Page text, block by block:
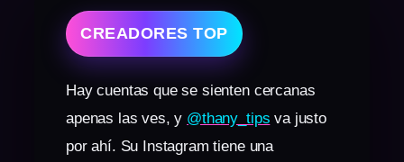
CREADORES TOP
Hay cuentas que se sienten cercanas
apenas las ves, y @thany_tips va justo
por ahí. Su Instagram tiene una